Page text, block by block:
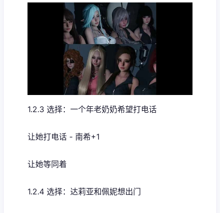
1.2.3 选择：一个年老奶奶希望打电话
让她打电话 - 南希+1
让她等同着
1.2.4 选择：达莉亚和佩妮想出门